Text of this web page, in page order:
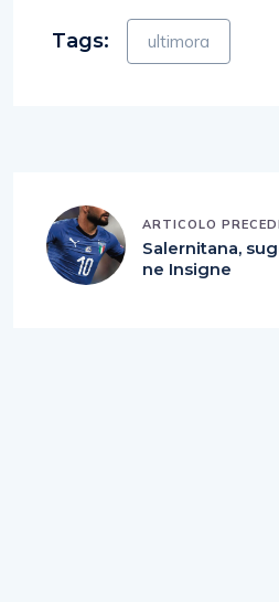
Tags: ultimora
ARTICOLO
Salernitana,
ne Insigne